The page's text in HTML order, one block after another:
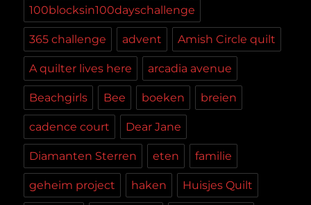
100blocksin100dayschallenge
365 challenge advent Amish Circle quilt
A quilter lives here arcadia avenue
Beachgirls Bee boeken breien
cadence court Dear Jane
Diamanten Sterren eten familie
geheim project haken Huisjes Quilt